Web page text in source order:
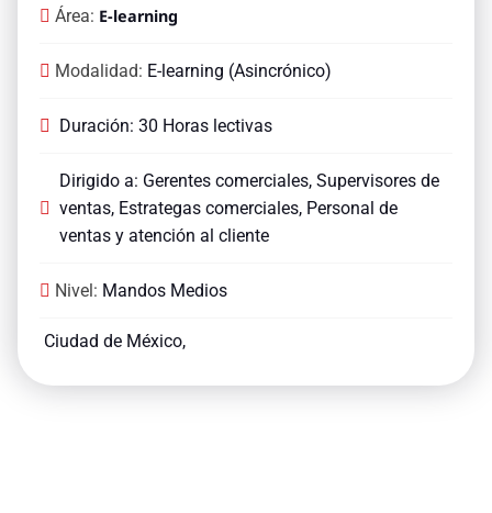
Área: E-learning
Modalidad: E-learning (Asincrónico)
Duración: 30 Horas lectivas
Dirigido a: Gerentes comerciales, Supervisores de
ventas, Estrategas comerciales, Personal de
ventas y atención al cliente
Nivel: Mandos Medios
Ciudad de México,